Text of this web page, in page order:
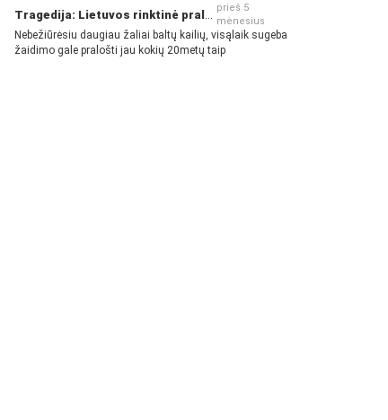
gerų žaidėjų...
prieš 5
mėnesius
Nebežiūrėsiu daugiau žaliai baltų kailių, visąlaik sugeba
žaidimo gale pralošti jau kokių 20metų taip